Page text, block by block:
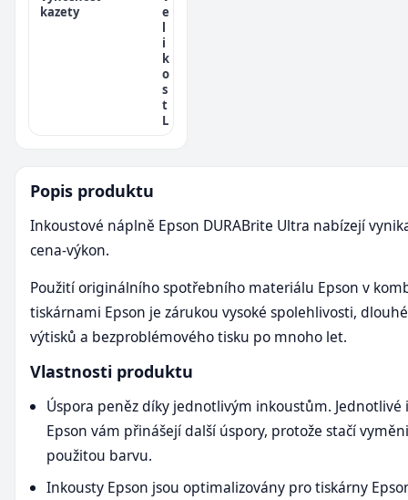
kazety
e
l
i
k
o
s
t
L
Popis produktu
Inkoustové náplně Epson DURABrite Ultra nabízejí
cena-výkon.
Použití originálního spotřebního materiálu Epson v
tiskárnami Epson je zárukou vysoké spolehlivosti,
výtisků a bezproblémového tisku po mnoho let.
Vlastnosti produktu
Úspora peněz díky jednotlivým inkoustům. Jednotlivé
Epson vám přinášejí další úspory, protože stačí
použitou barvu.
Inkousty Epson jsou optimalizovány pro tiskárny